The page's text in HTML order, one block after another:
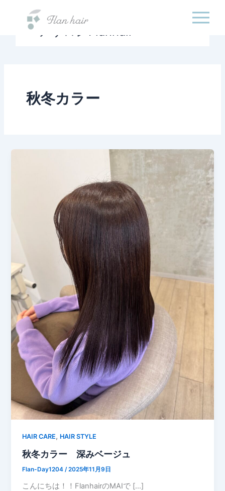
院・半個室オーガニック
ヘアサロンFlanhair
秋冬カラー
HAIR CARE, HAIR STYLE
秋冬カラー 深みベージュ
Flan-Day1204/2025年11月9日
こんにちは！！FlanhairのMAIで […]